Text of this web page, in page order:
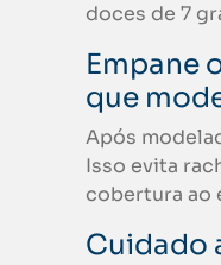
doces de 7
Empane
que
Após
Isso evita
cobertura ao
Cuidado